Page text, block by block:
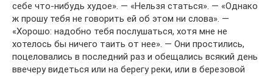
себе что-нибудь худое». — «Нельзя статься». — «Однако
ж прошу тебя не говорить ей об этом ни слова». —
«Хорошо: надобно тебя послушаться, хотя мне не
хотелось бы ничего таить от нее». — Они простились,
поцеловались в последний раз и обещались всякий день
ввечеру видеться или на берегу реки, или в березовой